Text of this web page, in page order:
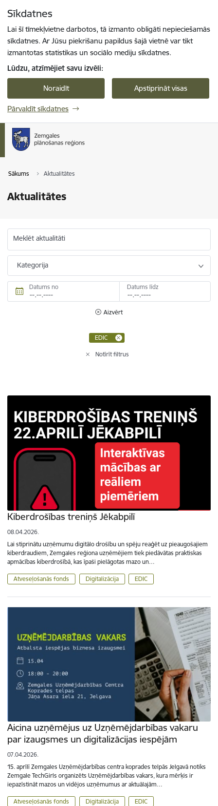
Sīkdatnes
Lai šī tīmekļvietne darbotos, tā izmanto obligāti nepieciešamās
sīkdatnes. Ar Jūsu piekrišanu papildus šajā vietnē var tikt
izmantotas statistikas un sociālo mediju sīkdatnes.
Lūdzu, atzīmējiet savu izvēli:
Noraidīt Apstiprināt visas
Pārvaldīt sīkdatnes
Sākums Aktualitātes
Aktualitātes
Meklēt aktualitāti
Kategorija
Datums no Datums līdz
Aizvērt
EDIC
Notīrīt filtrus
Kiberdrošības treniņš Jēkabpilī
08.04.2026.
Lai stiprinātu uzņēmumu digitālo drošību un spēju reaģēt uz pieaugošajiem
kiberdraudiem, Zemgales reģiona uzņēmējiem tiek piedāvātas praktiskas
apmācības kiberdrošībā, kas īpaši pielāgotas mazo un…
Atveseļošanās fonds Digitalizācija EDIC
Aicina uzņēmējus uz Uzņēmējdarbības vakaru
par izaugsmes un digitalizācijas iespējām
07.04.2026.
15. aprīlī Zemgales Uzņēmējdarbības centra koprades telpās Jelgavā notiks
Zemgale TechGirls organizēts Uzņēmējdarbības vakars, kura mērķis ir
iepazīstināt mazos un vidējos uzņēmumus ar aktuālajām…
Atveseļošanās fonds Digitalizācija EDIC